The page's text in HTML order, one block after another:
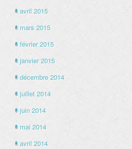
avril 2015
mars 2015
février 2015
janvier 2015
décembre 2014
juillet 2014
juin 2014
mai 2014
avril 2014